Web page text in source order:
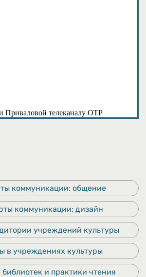
коммуникации: общение
коммуникации: дизайн
учреждений культуры
в учреждениях культуры
и практики чтения